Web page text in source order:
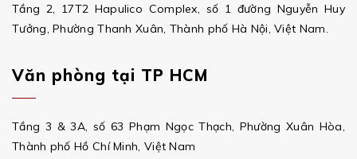
Tầng 2, 17T2 Hapulico Complex, số 1 đường Nguyễn Huy
Tưởng, Phường Thanh Xuân, Thành phố Hà Nội, Việt Nam.
Văn phòng tại TP HCM
Tầng 3 & 3A, số 63 Phạm Ngọc Thạch, Phường Xuân Hòa,
Thành phố Hồ Chí Minh, Việt Nam